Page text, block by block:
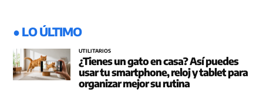
● LO ÚLTIMO
UTILITARIOS
¿Tienes un gato en casa? Así puedes
usar tu smartphone, reloj y tablet para
organizar mejor su rutina